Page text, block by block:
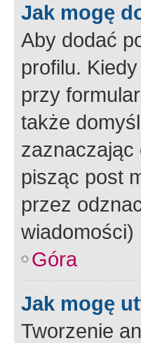
Jak mogę
Aby dodać
profilu.
przy
także
zaznaczając
pisząc post
przez
wiadomości)
Góra
Jak mogę
Tworzenie